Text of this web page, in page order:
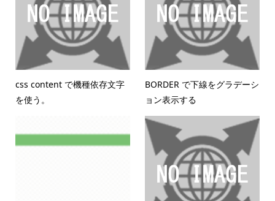
css content で機種依存文字
を使う。
BORDER で下線をグラデーシ
ョン表示する